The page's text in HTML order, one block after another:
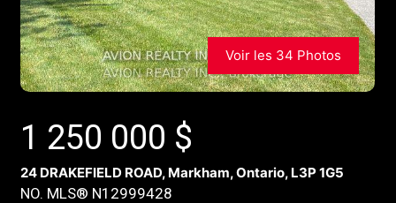
Voir les 34 Photos
1 250 000 $
24 DRAKEFIELD ROAD, Markham, Ontario, L3P 1G5
NO. MLS® N12999428